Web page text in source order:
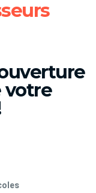
votre